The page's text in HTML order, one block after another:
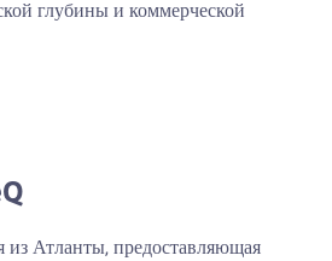
глубины и коммерческой
Атланты, предоставляющая